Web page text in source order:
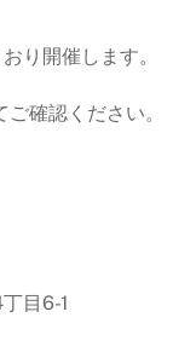
り開催します。
確認ください。
目6-1